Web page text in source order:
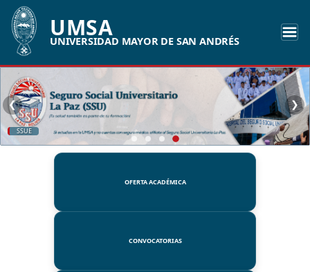
UMSA
UNIVERSIDAD MAYOR DE SAN ANDRÉS
SSUE
❮ ❯
OFERTA ACADÉMICA
CONVOCATORIAS